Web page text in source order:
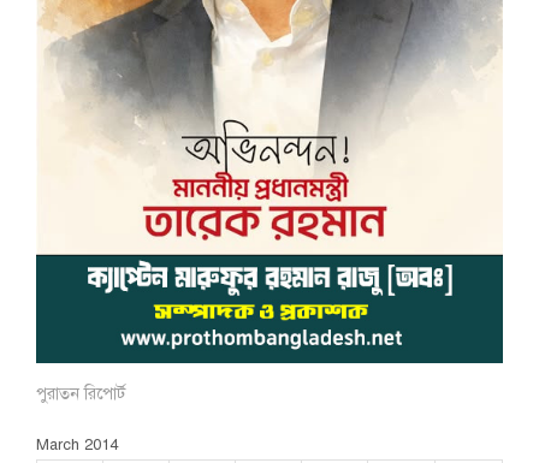
পুরাতন রিপোর্ট
March 2014